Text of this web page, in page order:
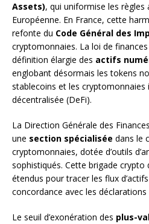
Assets), qui uniformise les règles
Européenne. En France, cette
refonte du Code Général des
cryptomonnaies. La loi de
définition élargie des actifs
englobant désormais les tokens
stablecoins et les cryptomonnaies
décentralisée (DeFi).
La Direction Générale des
une section spécialisée dans le
cryptomonnaies, dotée d’outils
sophistiqués. Cette brigade crypto
étendus pour tracer les flux
concordance avec les
Le seuil d’exonération des plus-